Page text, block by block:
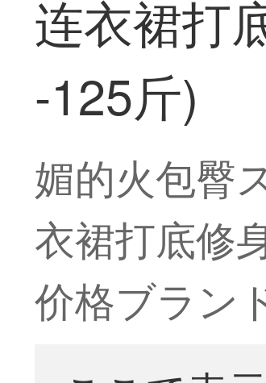
连衣裙打
-125斤)
媚的火包臀
衣裙打底修
价格ブラン